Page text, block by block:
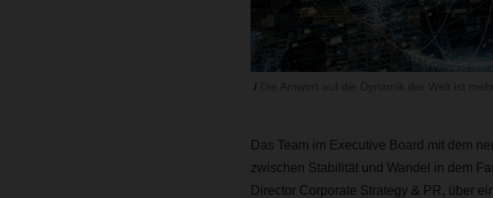
Das Team im Executive Board mit dem
zwischen Stabilität und Wandel in dem
Director Corporate Strategy & PR, über